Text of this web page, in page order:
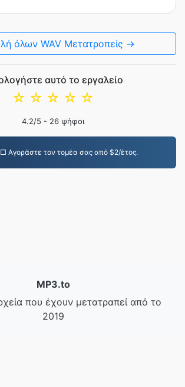
όλων WAV Μετατροπείς →
αυτό το εργαλείο
☆
☆
☆
☆
☆
4.2/5 - 26 ψήφοι
□ Αγοράστε τον τομέα σας από $2/έτος.
MP3.to
που έχουν μετατραπεί από το
2019